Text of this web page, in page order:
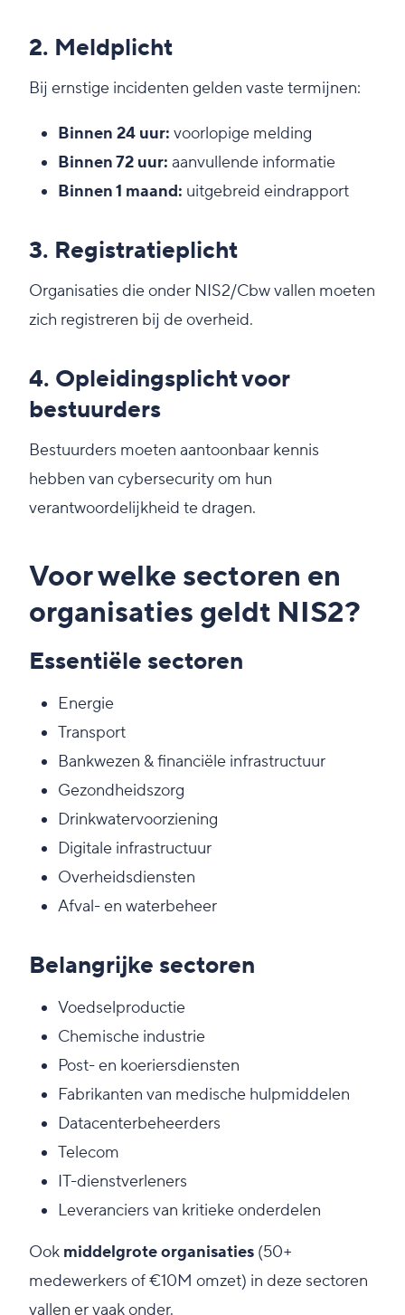
2. Meldplicht
Bij ernstige incidenten gelden vaste termijnen:
Binnen 24 uur: voorlopige melding
Binnen 72 uur: aanvullende informatie
Binnen 1 maand: uitgebreid eindrapport
3. Registratieplicht
Organisaties die onder NIS2/Cbw vallen moeten
zich registreren bij de overheid.
4. Opleidingsplicht voor
bestuurders
Bestuurders moeten aantoonbaar kennis
hebben van cybersecurity om hun
verantwoordelijkheid te dragen.
Voor welke sectoren en
organisaties geldt NIS2?
Essentiële sectoren
Energie
Transport
Bankwezen & financiële infrastructuur
Gezondheidszorg
Drinkwatervoorziening
Digitale infrastructuur
Overheidsdiensten
Afval- en waterbeheer
Belangrijke sectoren
Voedselproductie
Chemische industrie
Post- en koeriersdiensten
Fabrikanten van medische hulpmiddelen
Datacenterbeheerders
Telecom
IT-dienstverleners
Leveranciers van kritieke onderdelen
Ook middelgrote organisaties (50+
medewerkers of €10M omzet) in deze sectoren
vallen er vaak onder.